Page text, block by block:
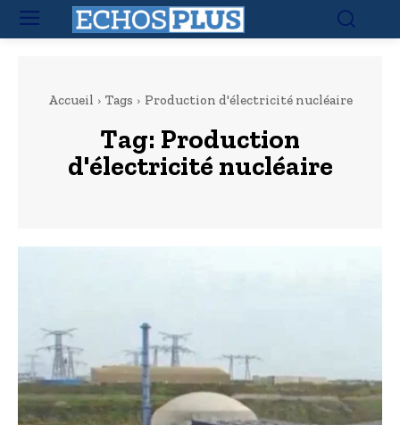
Accueil Tags Production d'électricité nucléaire
Tag: Production
d'électricité nucléaire